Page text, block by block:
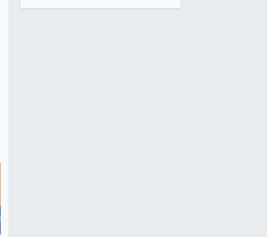
Muktamar Nasyiatul Aisyiyah